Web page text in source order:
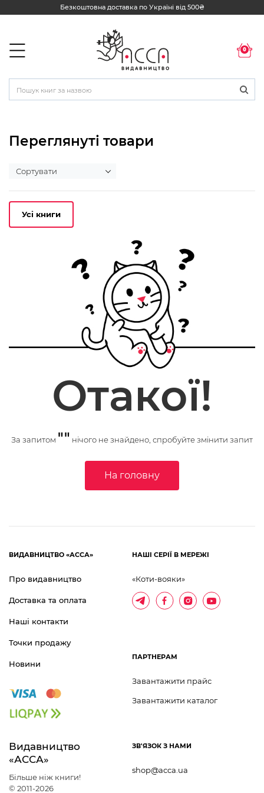
Безкоштовна доставка по Україні від 500₴
0
Переглянуті товари
Усі книги
Отакої!
За запитом "" нічого не знайдено, спробуйте змінити запит
На головну
Видавництво
«АССА»
Більше ніж книги!
© 2011-2026
ЗВ'ЯЗОК З НАМИ
shop@acca.ua
ВИДАВНИЦТВО «АССА»
Про видавництво
Доставка та оплата
Наші контакти
Точки продажу
Новини
НАШІ СЕРІЇ В МЕРЕЖІ
«Коти-вояки»
ПАРТНЕРАМ
Завантажити прайс
Завантажити каталог